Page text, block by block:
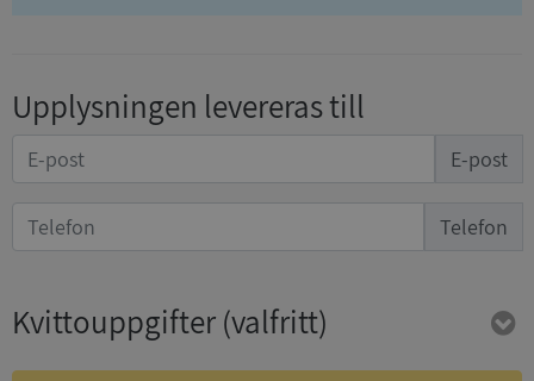
Upplysningen levereras till
E-post
Telefon
Kvittouppgifter(valfritt)